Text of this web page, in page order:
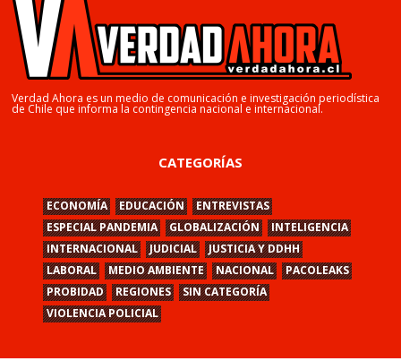
Verdad Ahora es un medio de comunicación e investigación periodística
de Chile que informa la contingencia nacional e internacional.
CATEGORÍAS
ECONOMÍA EDUCACIÓN
ENTREVISTAS
ESPECIAL PANDEMIA
GLOBALIZACIÓN
INTELIGENCIA
INTERNACIONAL
JUDICIAL
JUSTICIA Y DDHH
LABORAL
MEDIO AMBIENTE NACIONAL
PACOLEAKS
PROBIDAD
REGIONES
SIN CATEGORÍA
VIOLENCIA POLICIAL